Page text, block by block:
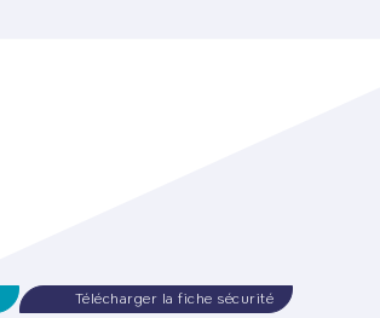
Télécharger la fiche sécurité